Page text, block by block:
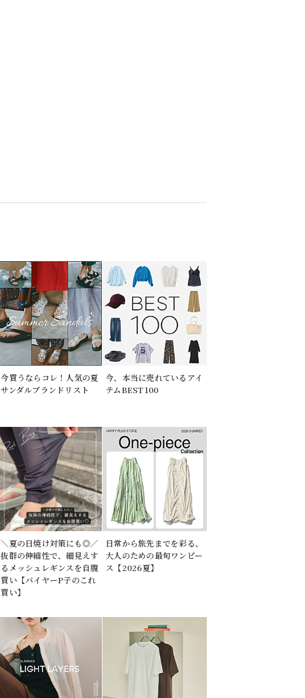
今買うならコレ！人気の夏
サンダルブランドリスト
今、本当に売れているアイ
テムBEST100
＼夏の日焼け対策にも◎／
抜群の伸縮性で、細見えす
るメッシュレギンスを自腹
買い【バイヤーP子のこれ
買い】
日常から旅先までを彩る、
大人のための最旬ワンピー
ス【2026夏】